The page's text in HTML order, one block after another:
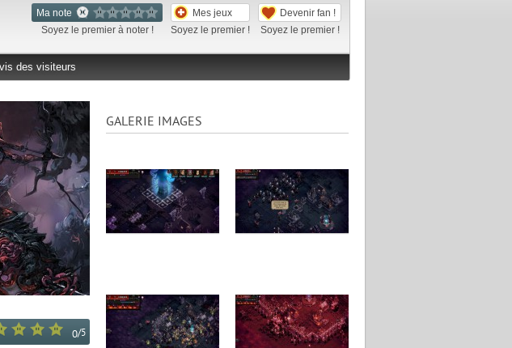
Ma note
Soyez le premier à noter !
Mes jeux
Soyez le premier !
Devenir fan !
Soyez le premier !
des visiteurs
0/5
GALERIE IMAGES